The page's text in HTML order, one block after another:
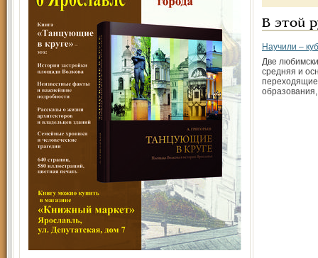
В этой
Научили –
Две
средняя и
переходящие
образования,